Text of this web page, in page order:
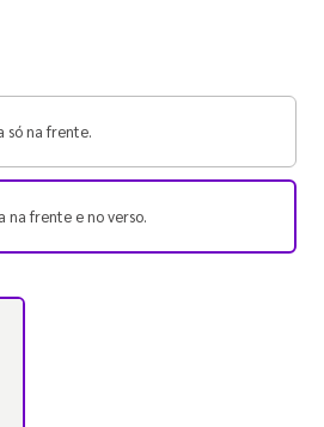
só na frente.
na frente e no verso.